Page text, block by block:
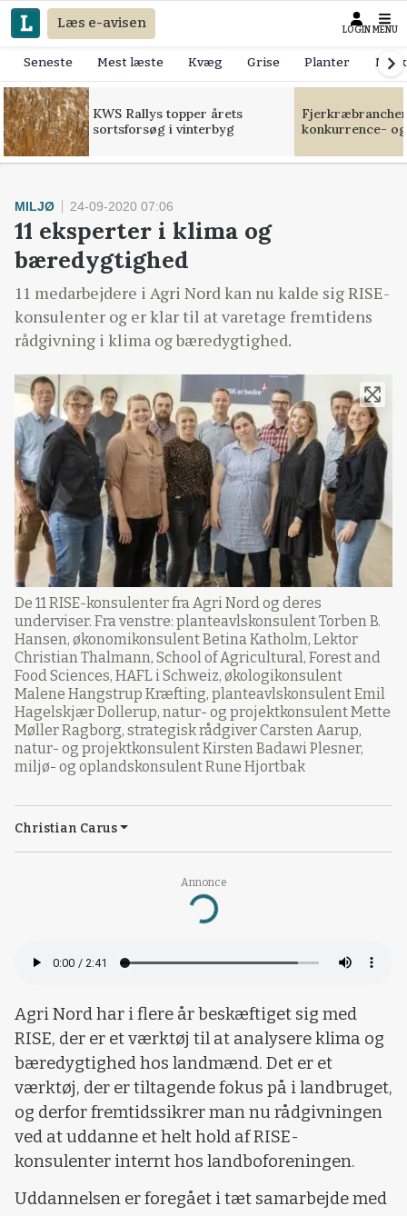
Læs e-avisen LOGIN MENU
Seneste Mest læste Kvæg Grise Planter
KWS Rallys topper årets
sortsforsøg i vinterbyg
konkurrence-
Annonce
Loading...
MILJØ 24-09-2020 07:06
11 eksperter i klima og
bæredygtighed
11 medarbejdere i Agri Nord kan nu kalde sig RISE-
konsulenter og er klar til at varetage fremtidens
rådgivning i klima og bæredygtighed.
De 11 RISE-konsulenter fra Agri Nord og deres
underviser. Fra venstre: planteavlskonsulent Torben B.
Hansen, økonomikonsulent Betina Katholm, Lektor
Christian Thalmann, School of Agricultural, Forest and
Food Sciences, HAFL i Schweiz, økologikonsulent
Malene Hangstrup Kræfting, planteavlskonsulent Emil
Hagelskjær Dollerup, natur- og projektkonsulent Mette
Møller Ragborg, strategisk rådgiver Carsten Aarup,
natur- og projektkonsulent Kirsten Badawi Plesner,
miljø- og oplandskonsulent Rune Hjortbak
Christian Carus
Agri Nord har i flere år beskæftiget sig med
RISE, der er et værktøj til at analysere klima og
bæredygtighed hos landmænd. Det er et
værktøj, der er tiltagende fokus på i landbruget,
og derfor fremtidssikrer man nu rådgivningen
ved at uddanne et helt hold af RISE-
konsulenter internt hos landboforeningen.
Uddannelsen er foregået i tæt samarbejde med